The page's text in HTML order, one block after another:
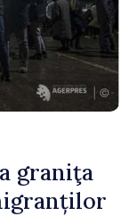
graniţa